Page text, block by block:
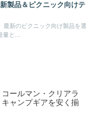
製品＆ピクニック向けテ
最新のピクニック向け製品を選
と...
コールマン・クリアラ
ャンプギアを安く揃